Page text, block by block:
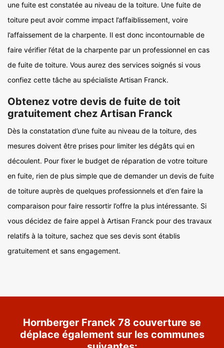
une fuite est constatée au niveau de la toiture. Une fuite de
toiture peut avoir comme impact l’affaiblissement, voire
l’affaissement de la charpente. Il est donc incontournable de
faire vérifier l’état de la charpente par un professionnel en cas
de fuite de toiture. Vous aurez des services soignés si vous
confiez cette tâche au spécialiste Artisan Franck.
Obtenez votre devis de fuite de toit
gratuitement chez Artisan Franck
Dès la constatation d’une fuite au niveau de la toiture, des
mesures doivent être prises pour limiter les dégâts qui en
découlent. Pour fixer le budget de réparation de votre toiture
en fuite, rien de plus simple que de demander un devis de fuite
de toiture auprès de quelques professionnels et d’en faire la
comparaison pour faire ressortir l’offre la plus intéressante. Si
vous décidez de faire appel à Artisan Franck pour des travaux
relatifs à la toiture, sachez que ses devis sont établis
gratuitement et sans engagement.
Hornberger Franck 78 couverture se
déplace également sur les communes